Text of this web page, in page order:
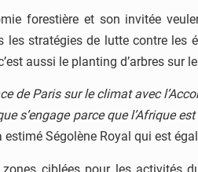
forestière et son invitée
les stratégies de lutte contre
aussi le planting d’arbres sur
de Paris sur le climat avec
s’engage parce que l’Afrique
estimé Ségolène Royal qui est
ciblées pour les activités